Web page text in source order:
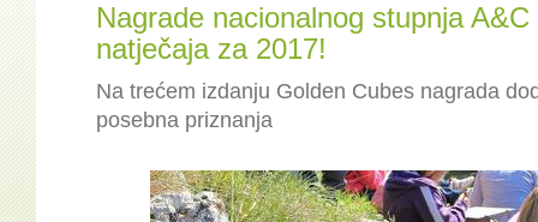
Nagrade nacionalnog stupnja
natječaja za 2017!
Na trećem izdanju Golden Cubes nagrada
posebna priznanja